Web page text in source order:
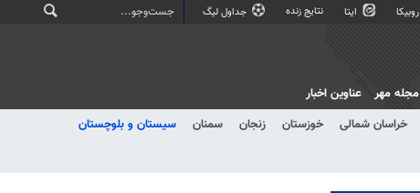
روبیکا ایتا نتایج زنده جداول لیگ
خراسان شمالی خوزستان زنجان سمنان
سیستان و بلوچستان
مجله مهر عناوین اخبار